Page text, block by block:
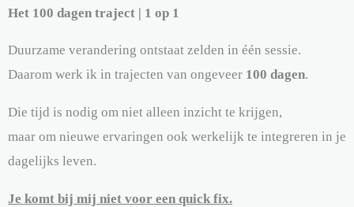
Het 100 dagen traject | 1 op 1
Duurzame verandering ontstaat zelden in één sessie.
Daarom werk ik in trajecten van ongeveer 100 dagen.
Die tijd is nodig om niet alleen inzicht te krijgen,
maar om nieuwe ervaringen ook werkelijk te integreren in je
dagelijks leven.
Je komt bij mij niet voor een quick fix.